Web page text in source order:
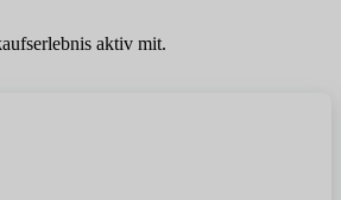
aktiv mit.